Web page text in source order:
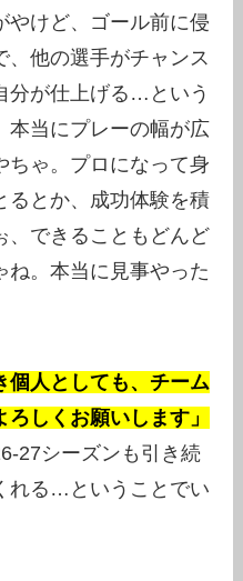
やけど、ゴール前に侵
、他の選手がチャンス
分が仕上げる…という
本当にプレーの幅が広
ちゃ。プロになって身
るとか、成功体験を積
、できることもどんど
ね。本当に見事やった
個人としても、チーム
しくお願いします」
27シーズンも引き続
れる…ということでい